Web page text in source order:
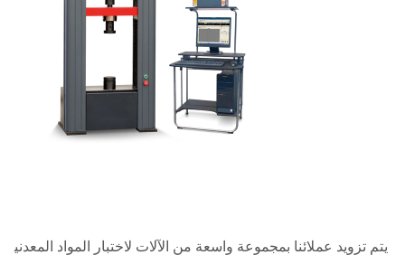
يتم تزويد عملائنا بمجموعة واسعة من الآلات لاختبار المواد المعدني